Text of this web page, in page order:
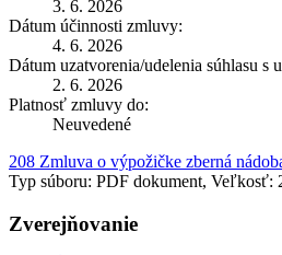
3. 6. 2026
Dátum účinnosti zmluvy:
4. 6. 2026
Dátum uzatvorenia/udelenia súhlasu s
2. 6. 2026
Platnosť zmluvy do:
Neuvedené
208 Zmluva o výpožičke zberná
Typ súboru: PDF dokument, Veľkosť:
Zverejňovanie